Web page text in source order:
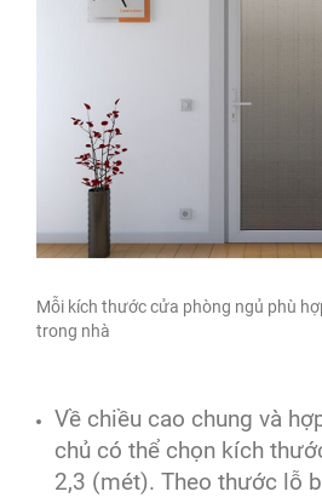
Mỗi kích thước cửa phòng ngủ phù
trong nhà
Về chiều cao chung và
chủ có thể chọn kích
2,3 (mét). Theo thước lỗ